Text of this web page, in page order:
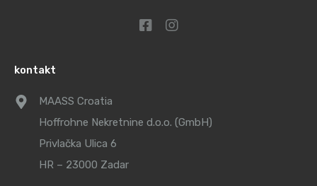
kontakt
MAASS Croatia
Hoffrohne Nekretnine d.o.o. (GmbH)
Privlačka Ulica 6
HR – 23000 Zadar